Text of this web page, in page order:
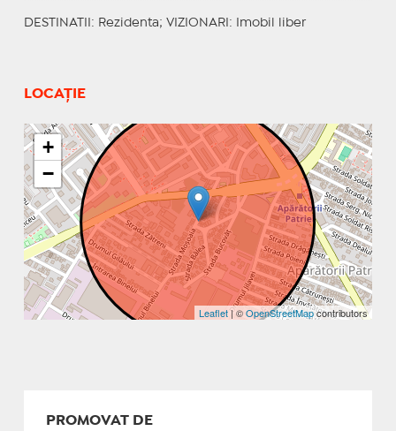
DESTINATII : Rezidenta; VIZIONARI : Imobil liber
LOCAȚIE
+
−
Leaflet| ©OpenStreetMapcontributors
PROMOVAT DE